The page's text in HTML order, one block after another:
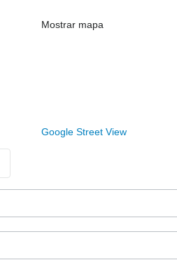
Mostrar mapa
Google Street View